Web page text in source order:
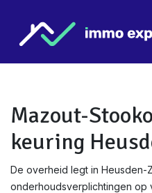
Mazout-
keuring
De overheid legt in Heusden-
onderhoudsverplichtingen op